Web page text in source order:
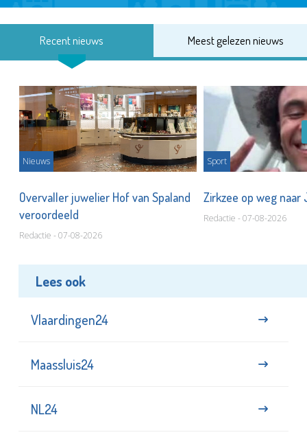
Recent nieuws Meest gelezen nieuws
Nieuws
Overvaller juwelier Hof van Spaland
veroordeeld
Redactie - 07-08-2026
Sport
Zirkzee op weg
Redactie - 07-08-2026
Lees ook
Vlaardingen24
Maassluis24
NL24